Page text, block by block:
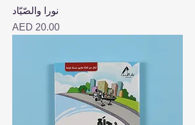
نورا والصّيّاد
Price
AED 20.00